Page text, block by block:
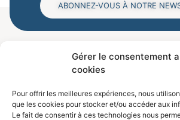
Gérer le consentement
cookies
Pour offrir les meilleures expériences, nous
que les cookies pour stocker et/ou accéder aux
Le fait de consentir à ces technologies nous
ABONNEZ-VOUS À NOTRE